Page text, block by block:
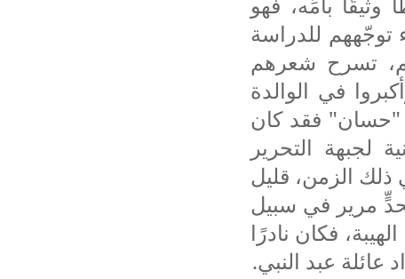
توجّههم للدراسة
تسرح شعرهم
في الوالدة
"حسان" فقد كان
لجبهة التحرير
ذلك الزمن، قليل
مرير في سبيل
فكان نادرًا
عبد النبي.